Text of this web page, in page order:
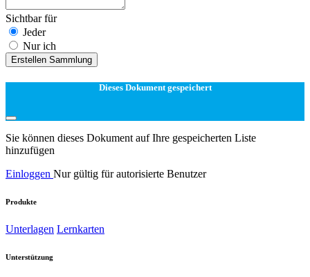
Sichtbar für
Jeder
Nur ich
Erstellen Sammlung
Dieses Dokument gespeichert
Sie können dieses Dokument auf Ihre gespeicherten Liste
hinzufügen
Einloggen Nur gültig für autorisierte Benutzer
Produkte
Unterlagen Lernkarten
Unterstützung